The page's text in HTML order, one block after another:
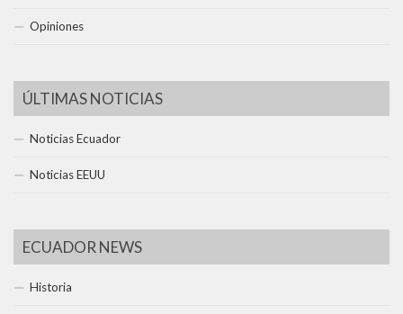
Opiniones
ÚLTIMAS NOTICIAS
Noticias Ecuador
Noticias EEUU
ECUADOR NEWS
Historia